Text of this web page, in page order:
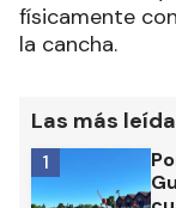
físicamente
la cancha.
Las más
1